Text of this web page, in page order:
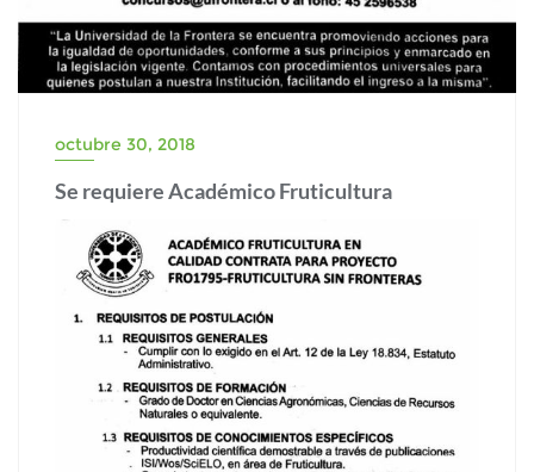
octubre 30, 2018
Se requiere Académico Fruticultura